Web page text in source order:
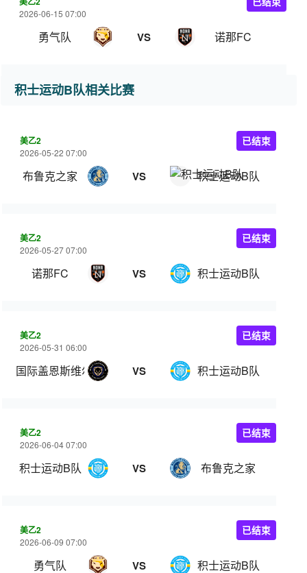
2026-06-15 07:00
勇气队 VS 诺那FC
积士运动B队相关比赛
美乙2
2026-05-22 07:00
布鲁克之家 VS 积士运动B队
已结束
美乙2
2026-05-27 07:00
诺那FC VS 积士运动B队
已结束
美乙2
2026-05-31 06:00
国际盖恩斯维尔 VS 积士运动B队
已结束
美乙2
2026-06-04 07:00
积士运动B队 VS 布鲁克之家
已结束
美乙2
2026-06-09 07:00
勇气队 VS 积士运动B队
已结束